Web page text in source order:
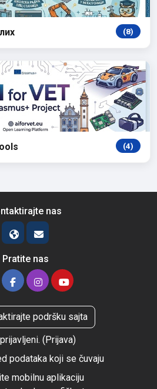
(8)
(4)
nas
Pratite nas
podršku sajta
(Prijava)
podataka koji se čuvaju
mobilnu aplikaciju